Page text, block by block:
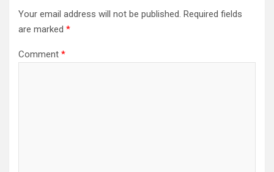
Your email address will not be published. Required fields
are marked *
Comment *